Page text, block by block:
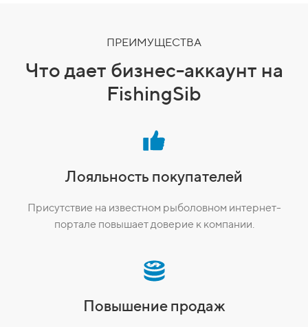
ПРЕИМУЩЕСТВА
Что дает бизнес-аккаунт на
FishingSib
Лояльность покупателей
Присутствие на известном рыболовном интернет-
портале повышает доверие к компании.
Повышение продаж